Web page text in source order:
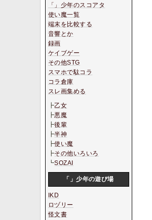
「」少年のスコアタ
使い魔一覧
端末を比較する
音響とか
録画
ケイブゲー
その他STG
スマホで駄コラ
コラ倉庫
スレ画集める
┣乙女
┣悪魔
┣後輩
┣半神
┣使い魔
┣その他いろいろ
┗SOZAI
「」少年の遊び場
IKD
ロヅリー
怪文書